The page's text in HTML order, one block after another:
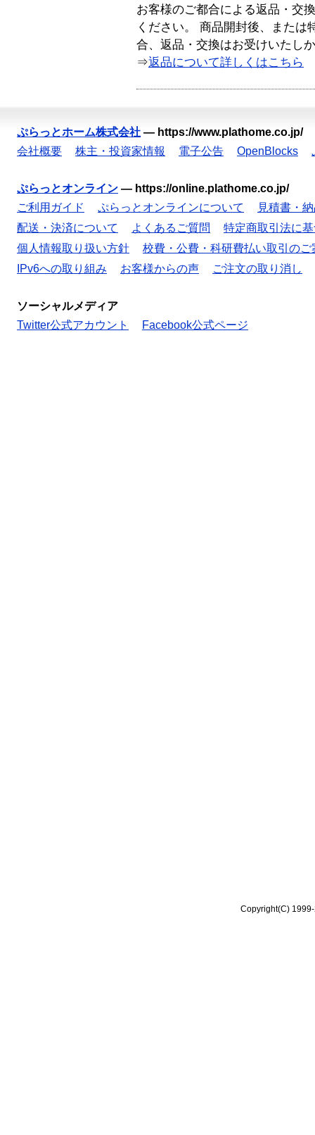
お客様のご都合による返品・交
ください。 商品開封後、または
合、返品・交換はお受けいたし
⇒返品について詳しくはこちら
ぷらっとホーム株式会社 — https://www.plathome.co.jp/
会社概要
株主・投資家情報 電子公告 OpenBlocks
ぷらっとオンライン — https://online.plathome.co.jp/
ご利用ガイド
ぷらっとオンラインについて
見積書・
配送・決済について
よくあるご質問
特定商取引法に
個人情報取り扱い方針
校費・公費・科研費払い取引のご
IPv6への取り組み
お客様からの声 ご注文の取り消し
ソーシャルメディア
Twitter公式アカウント
Facebook公式ページ
Copyright(C)